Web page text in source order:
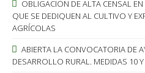
OBLIGACIÓN DE ALTA CENSAL
QUE SE DEDIQUEN AL CULTIVO Y
AGRÍCOLAS
ABIERTA LA CONVOCATORIA DE
DESARROLLO RURAL. MEDIDAS 10 Y